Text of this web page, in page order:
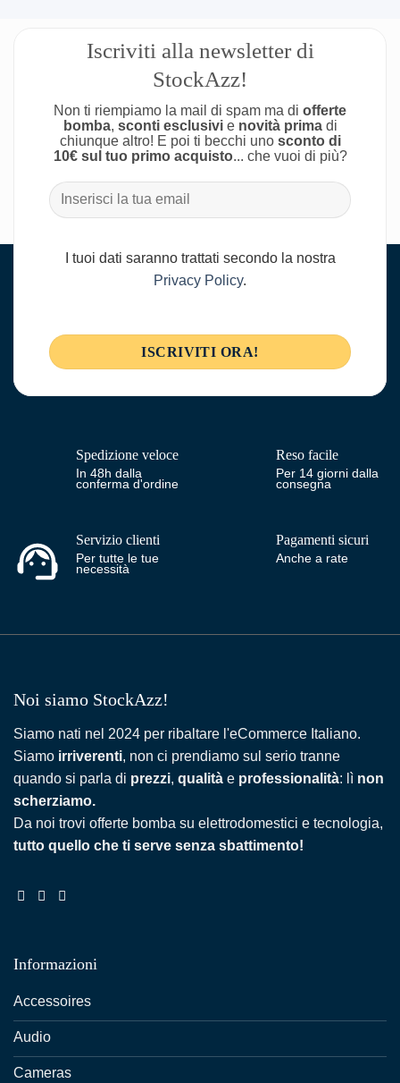
Iscriviti alla newsletter di
StockAzz!
Non ti riempiamo la mail di spam ma di offerte
bomba, sconti esclusivie novità primadi
chiunque altro! E poi ti becchi uno sconto di
10€ sul tuo primo acquisto... che vuoi di più?
I tuoi dati saranno trattati secondo la nostra
Privacy Policy.
Spedizione veloce
In 48h dalla
conferma d'ordine
Reso facile
Per 14 giorni dalla
consegna
Servizio clienti
Per tutte le tue
necessità
Pagamenti sicuri
Anche a rate
Noi siamo StockAzz!
Siamo nati nel 2024 per ribaltare l'eCommerce Italiano.
Siamo irriverenti, non ci prendiamo sul serio tranne
quando si parla di prezzi, qualità e professionalità: lì non
scherziamo.
Da noi trovi offerte bomba su elettrodomestici e tecnologia,
tutto quello che ti serve senza sbattimento!
Informazioni
Accessoires
Audio
Cameras